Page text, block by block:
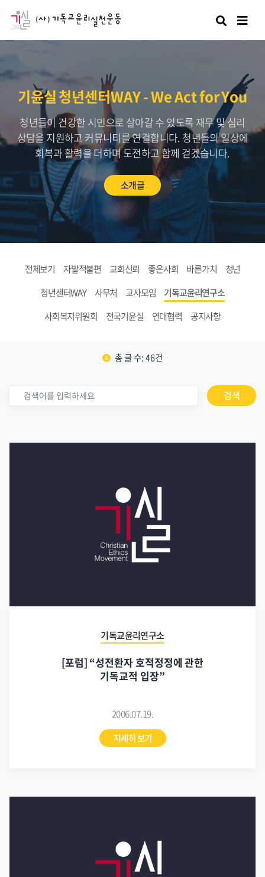
검색
기윤실 청년센터WAY - We Act for You
청년들이 건강한 시민으로 살아갈 수 있도록 재무 및 심리
상담을 지원하고 커뮤니티를 연결합니다. 청년들의 일상에
회복과 활력을 더하며 도전하고 함께 걷겠습니다.
소개글
전체보기 자발적불편 교회신뢰 좋은사회 바른가치
청년
청년센터WAY
사무처 교사모임
기독교윤리연구소
사회복지위원회
전국기윤실 연대협력 공지사항
총 글 수: 46건
검색
기독교윤리연구소
[포럼] “성전환자 호적정정에 관한
기독교적 입장”
2006.07.19.
자세히 보기